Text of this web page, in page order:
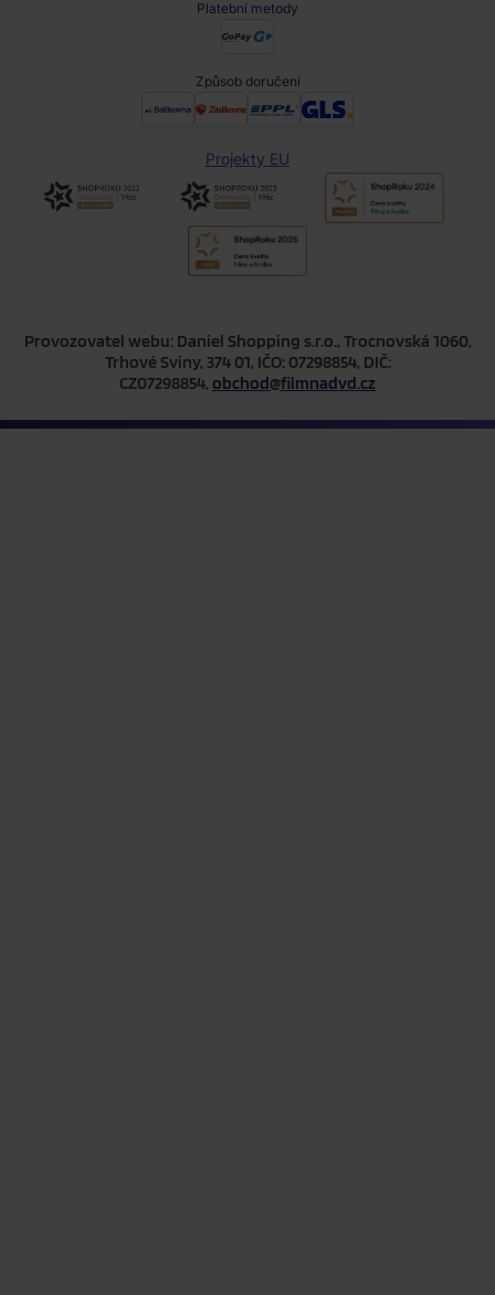
Platební metody
Způsob doručení
Projekty EU
Provozovatel webu: Daniel Shopping s.r.o., Trocnovská 1060,
Trhové Sviny, 374 01, IČO: 07298854, DIČ:
CZ07298854, obchod@filmnadvd.cz